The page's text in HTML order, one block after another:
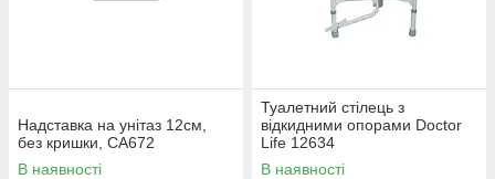
Надставка на унітаз 12см,
без кришки, CA672
В наявності
Туалетний стілець з
відкидними опорами Doctor
Life 12634
В наявності